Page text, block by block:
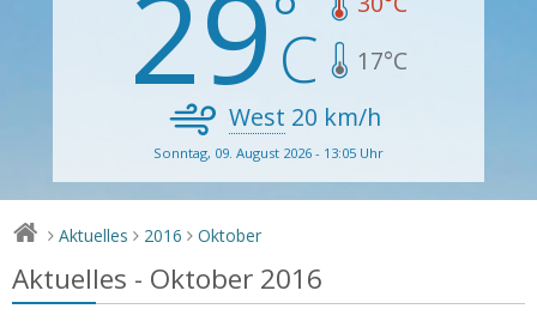
29
17°C
West 20 km/h
Sonntag, 09. August 2026 - 13:05 Uhr
> Aktuelles > 2016 > Oktober
Aktuelles - Oktober 2016